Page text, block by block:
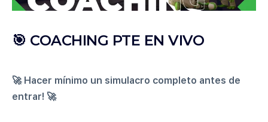
🎯 COACHING PTE EN VIVO
🚀 Hacer mínimo un simulacro completo antes de
entrar! 🚀